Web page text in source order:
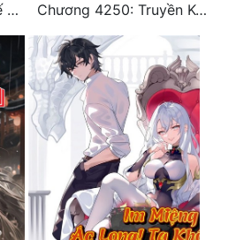
Chương 1010: Tình thế nguy hiểm
Chương 4250: Truyền Kỳ Mới